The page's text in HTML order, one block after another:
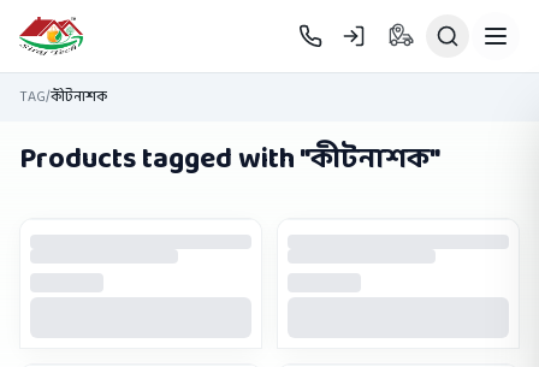
Skip to main content
TAG/কীটনাশক
Products tagged with "কীটনাশক"